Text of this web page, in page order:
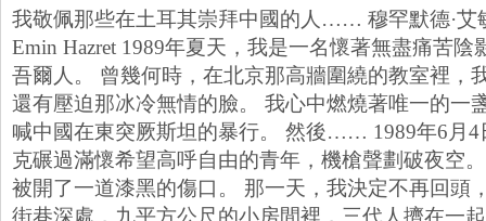
我敬佩那些在土耳其崇拜中國的人…… 穆罕默德·艾
Emin Hazret 1989年夏天，我是一名懷著無盡痛苦
吾爾人。 曾幾何時，在北京那高牆圍繞的教室裡，
還有壓迫那冰冷無情的臉。 我心中燃燒著唯一的一
喊中國在東突厥斯坦的暴行。 然後…… 1989年6月4
克碾過滿懷希望高呼自由的青年，機槍聲劃破夜空
被開了一道漆黑的傷口。 那一天，我決定不再回頭
街巷深處，九平方公尺的小房間裡，三代人擠在一